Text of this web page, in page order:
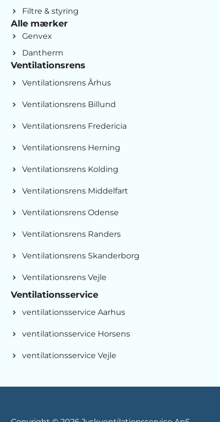
Filtre & styring
Alle mærker
Genvex
Dantherm
Ventilationsrens
Ventilationsrens Århus
Ventilationsrens Billund
Ventilationsrens Fredericia
Ventilationsrens Herning
Ventilationsrens Kolding
Ventilationsrens Middelfart
Ventilationsrens Odense
Ventilationsrens Randers
Ventilationsrens Skanderborg
Ventilationsrens Vejle
Ventilationsservice
ventilationsservice Aarhus
ventilationsservice Horsens
ventilationsservice Vejle